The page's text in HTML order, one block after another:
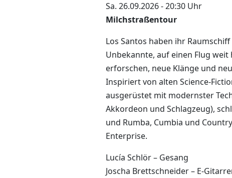
Sa. 26.09.2026 - 20:30 Uhr
Milchstraßentour
Los Santos haben ihr
Unbekannte, auf einen Flug
erforschen, neue Klänge und
Inspiriert von alten Science-
ausgerüstet mit modernster
Akkordeon und Schlagzeug),
und Rumba, Cumbia und
Enterprise.
Lucía Schlör – Gesang
Joscha Brettschneider – E-